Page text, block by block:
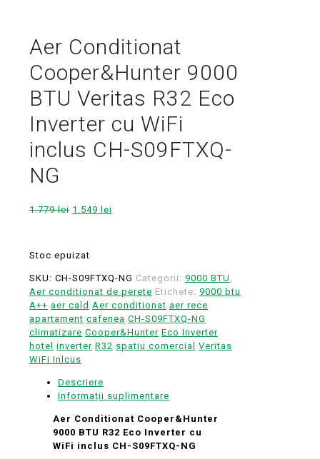
Aer Conditionat
Cooper&Hunter 9000
BTU Veritas R32 Eco
Inverter cu WiFi
inclus CH-S09FTXQ-
NG
1.779lei Prețul
fost:
1.549 lei
Stoc epuizat
SKU: CH-S09FTXQ-NG Categorii: 9000 BTU ,
Aer conditionat de perete Etichete: 9000 btu
A++ aer cald Aer conditionat aer rece
apartament cafenea CH-S09FTXQ-NG
climatizare Cooper&Hunter Eco Inverter
hotel inverter R32 spatiu comercial Veritas
WiFi Inlcus
Descriere
Informații suplimentare
Aer Conditionat Cooper&Hunter
9000 BTU R32 Eco Inverter cu
WiFi inclus CH-S09FTXQ-NG